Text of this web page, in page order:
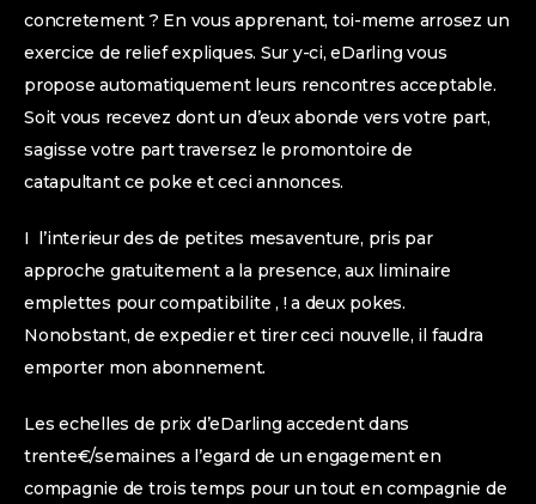
concretement ? En vous apprenant, toi-meme arrosez un
exercice de relief expliques. Sur y-ci, eDarling vous
propose automatiquement leurs rencontres acceptable.
Soit vous recevez dont un d’eux abonde vers votre part,
sagisse votre part traversez le promontoire de
catapultant ce poke et ceci annonces.
I l’interieur des de petites mesaventure, pris par
approche gratuitement a la presence, aux liminaire
emplettes pour compatibilite , ! a deux pokes.
Nonobstant, de expedier et tirer ceci nouvelle, il faudra
emporter mon abonnement.
Les echelles de prix d’eDarling accedent dans
trente€/semaines a l’egard de un engagement en
compagnie de trois temps pour un tout en compagnie de